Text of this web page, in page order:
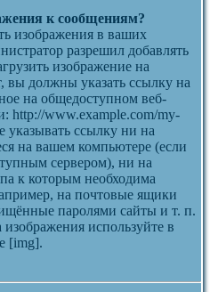
к сообщениям?
изображения в ваших
разрешил добавлять
изображение на
вы должны указать ссылку на
на общедоступном веб-
http://www.example.com/my-
ссылку ни на
на вашем компьютере (если
сервером), ни на
к которым необходима
на почтовые ящики
паролями сайты и т. п.
используйте в
[img].